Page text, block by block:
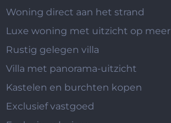
Woning direct aan het strand
Luxe woning met uitzicht op meer
Rustig gelegen villa
Villa met panorama-uitzicht
Kastelen en burchten kopen
Exclusief vastgoed